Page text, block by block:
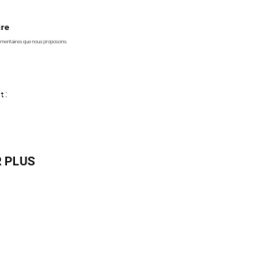
que nous proposons.
:
PLUS